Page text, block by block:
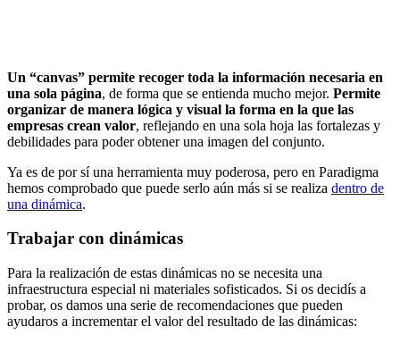
Un “canvas” permite recoger toda la información necesaria en
una sola página, de forma que se entienda mucho mejor. Permite
organizar de manera lógica y visual la forma en la que las
empresas crean valor, reflejando en una sola hoja las fortalezas y
debilidades para poder obtener una imagen del conjunto.
Ya es de por sí una herramienta muy poderosa, pero en Paradigma
hemos comprobado que puede serlo aún más si se realiza dentro de
una dinámica.
Trabajar con dinámicas
Para la realización de estas dinámicas no se necesita una
infraestructura especial ni materiales sofisticados. Si os decidís a
probar, os damos una serie de recomendaciones que pueden
ayudaros a incrementar el valor del resultado de las dinámicas: